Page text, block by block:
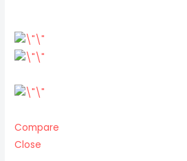
Compare
Close